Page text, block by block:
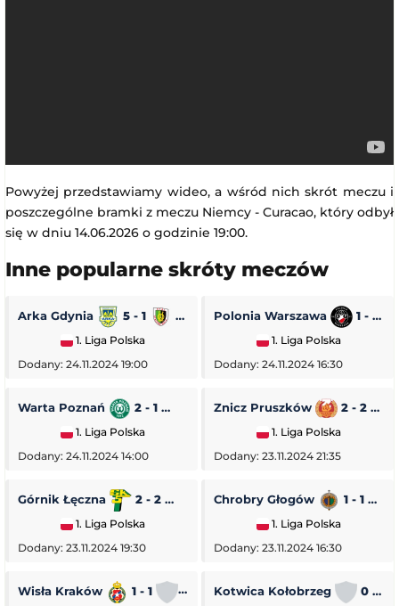
Powyżej przedstawiamy wideo, a wśród nich skrót meczu i
poszczególne bramki z meczu Niemcy - Curacao, który odbył
się w dniu 14.06.2026 o godzinie 19:00.
Inne popularne skróty meczów
Arka Gdynia 5 - 1
1. Liga Polska
Dodany: 24.11.2024 19:00
Polonia Warszawa 1 - 0
1. Liga Polska
Dodany: 24.11.2024 16:30
Warta Poznań 2 - 1 Pogoń Siedlce
1. Liga Polska
Dodany: 24.11.2024 14:00
Znicz Pruszków 2 - 2
1. Liga Polska
Dodany: 23.11.2024 21:35
Górnik Łęczna 2 - 2 GKS Tychy
1. Liga Polska
Dodany: 23.11.2024 19:30
Chrobry Głogów 1 - 1
1. Liga Polska
Dodany: 23.11.2024 16:30
Wisła Kraków 1 - 1 Stal Rzeszów
Kotwica Kołobrzeg 0 - 5